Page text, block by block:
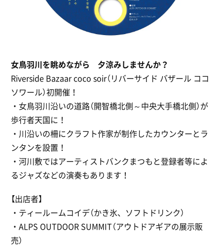
女鳥羽川を眺めながら 夕涼みしませんか？
Riverside Bazaar coco soir（リバーサイド バザール ココ
ソワール）初開催！
・女鳥羽川沿いの道路（開智橋北側～中央大手橋北側）が
歩行者天国に！
・川沿いの柵にクラフト作家が制作したカウンターとラ
ンタンを設置！
・河川敷ではアーティストバンクまつもと登録者等によ
るジャズなどの演奏もあります！
【出店者】
・ティールームコイデ（かき氷、ソフトドリンク）
・ALPS OUTDOOR SUMMIT（アウトドアギアの展示販
売）